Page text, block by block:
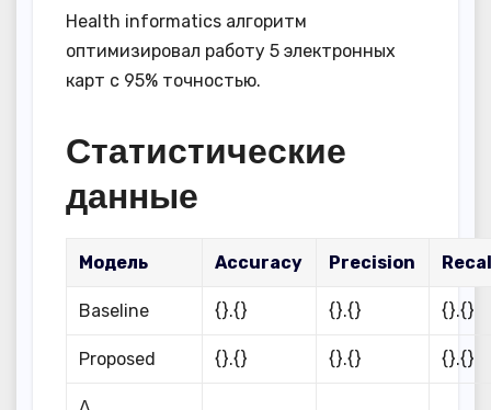
Health informatics алгоритм
оптимизировал работу 5 электронных
карт с 95% точностью.
Статистические
данные
Модель Accuracy Precision
Baseline {}.{} {}.{} {}.{}
Proposed {}.{} {}.{} {}.{}